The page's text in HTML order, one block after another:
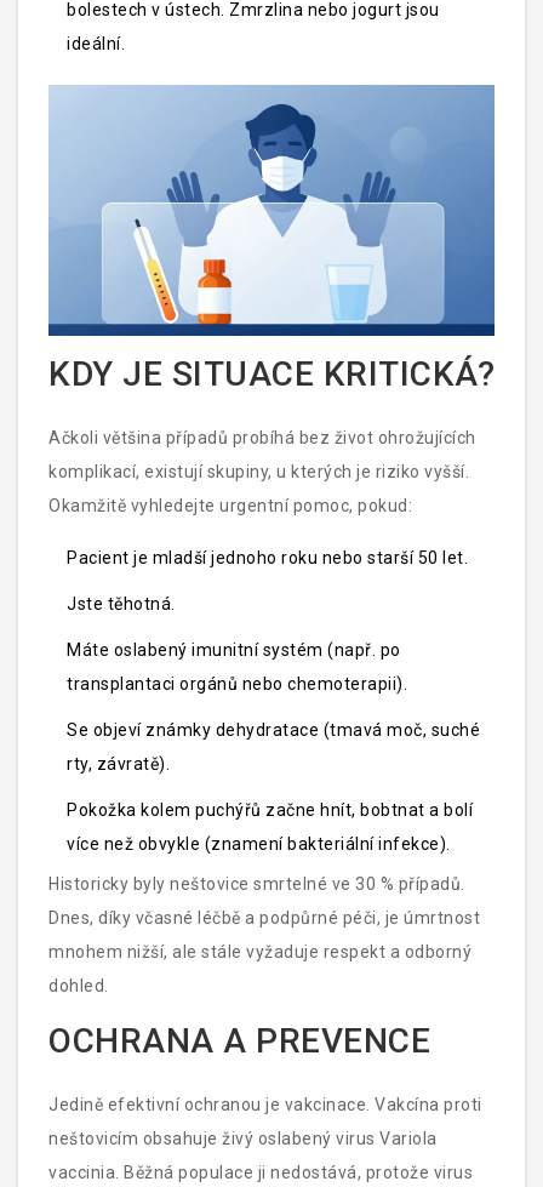
bolestech v ústech. Zmrzlina nebo jogurt jsou
ideální.
KDY JE SITUACE KRITICKÁ?
Ačkoli většina případů probíhá bez život ohrožujících
komplikací, existují skupiny, u kterých je riziko vyšší.
Okamžitě vyhledejte urgentní pomoc, pokud:
Pacient je mladší jednoho roku nebo starší 50 let.
Jste těhotná.
Máte oslabený imunitní systém (např. po
transplantaci orgánů nebo chemoterapii).
Se objeví známky dehydratace (tmavá moč, suché
rty, závratě).
Pokožka kolem puchýřů začne hnít, bobtnat a bolí
více než obvykle (znamení bakteriální infekce).
Historicky byly neštovice smrtelné ve 30 % případů.
Dnes, díky včasné léčbě a podpůrné péči, je úmrtnost
mnohem nižší, ale stále vyžaduje respekt a odborný
dohled.
OCHRANA A PREVENCE
Jedině efektivní ochranou je vakcinace. Vakcína proti
neštovicím obsahuje živý oslabený virus Variola
vaccinia . Běžná populace ji nedostává, protože virus